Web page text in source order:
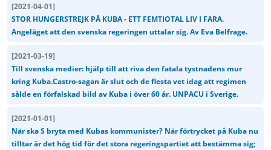
[2021-04-01]
STOR HUNGERSTREJK PÅ KUBA - ETT FEMTIOTAL LIV I FARA.
Angeläget att den svenska regeringen uttalar sig. Av Eva Belfrage.
[2021-03-19]
Till svenska medier: hjälp till att riva den fatala tystnadens mur
kring Kuba.Castro-sagan är slut och de flesta vet idag att regimen
sålde en förfalskad bild av Kuba i över 60 år. UNPACU i Sverige.
[2021-01-01]
När ska S bryta med Kubas kommunister? När förtrycket på Kuba nu
tilltar är det hög tid för det stora regeringspartiet att bestämma sig;